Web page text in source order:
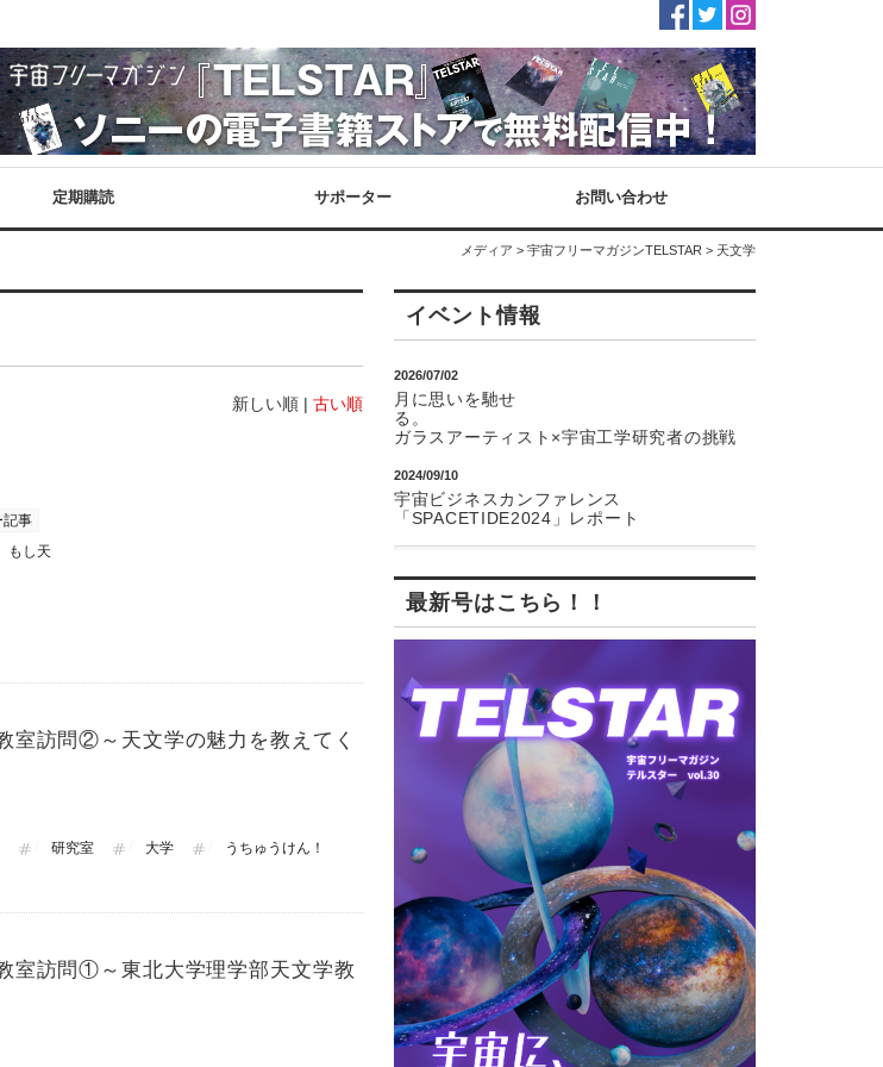
定期購読 サポーター お問い合わせ
メディア > 宇宙フリーマガジンTELSTAR > 天文学
新しい順 | 古い順
記事
もし天
室訪問②～天文学の魅力を教えてく
研究室 大学
うちゅうけん！
室訪問①～東北大学理学部天文学教
イベント情報
2026/07/02
月に思いを馳せ
る
ガラスアーティスト×宇宙工学研究者の挑戦
2024/09/10
宇宙ビジネスカンファレンス
「SPACETIDE2024」レポート
最新号はこちら！！